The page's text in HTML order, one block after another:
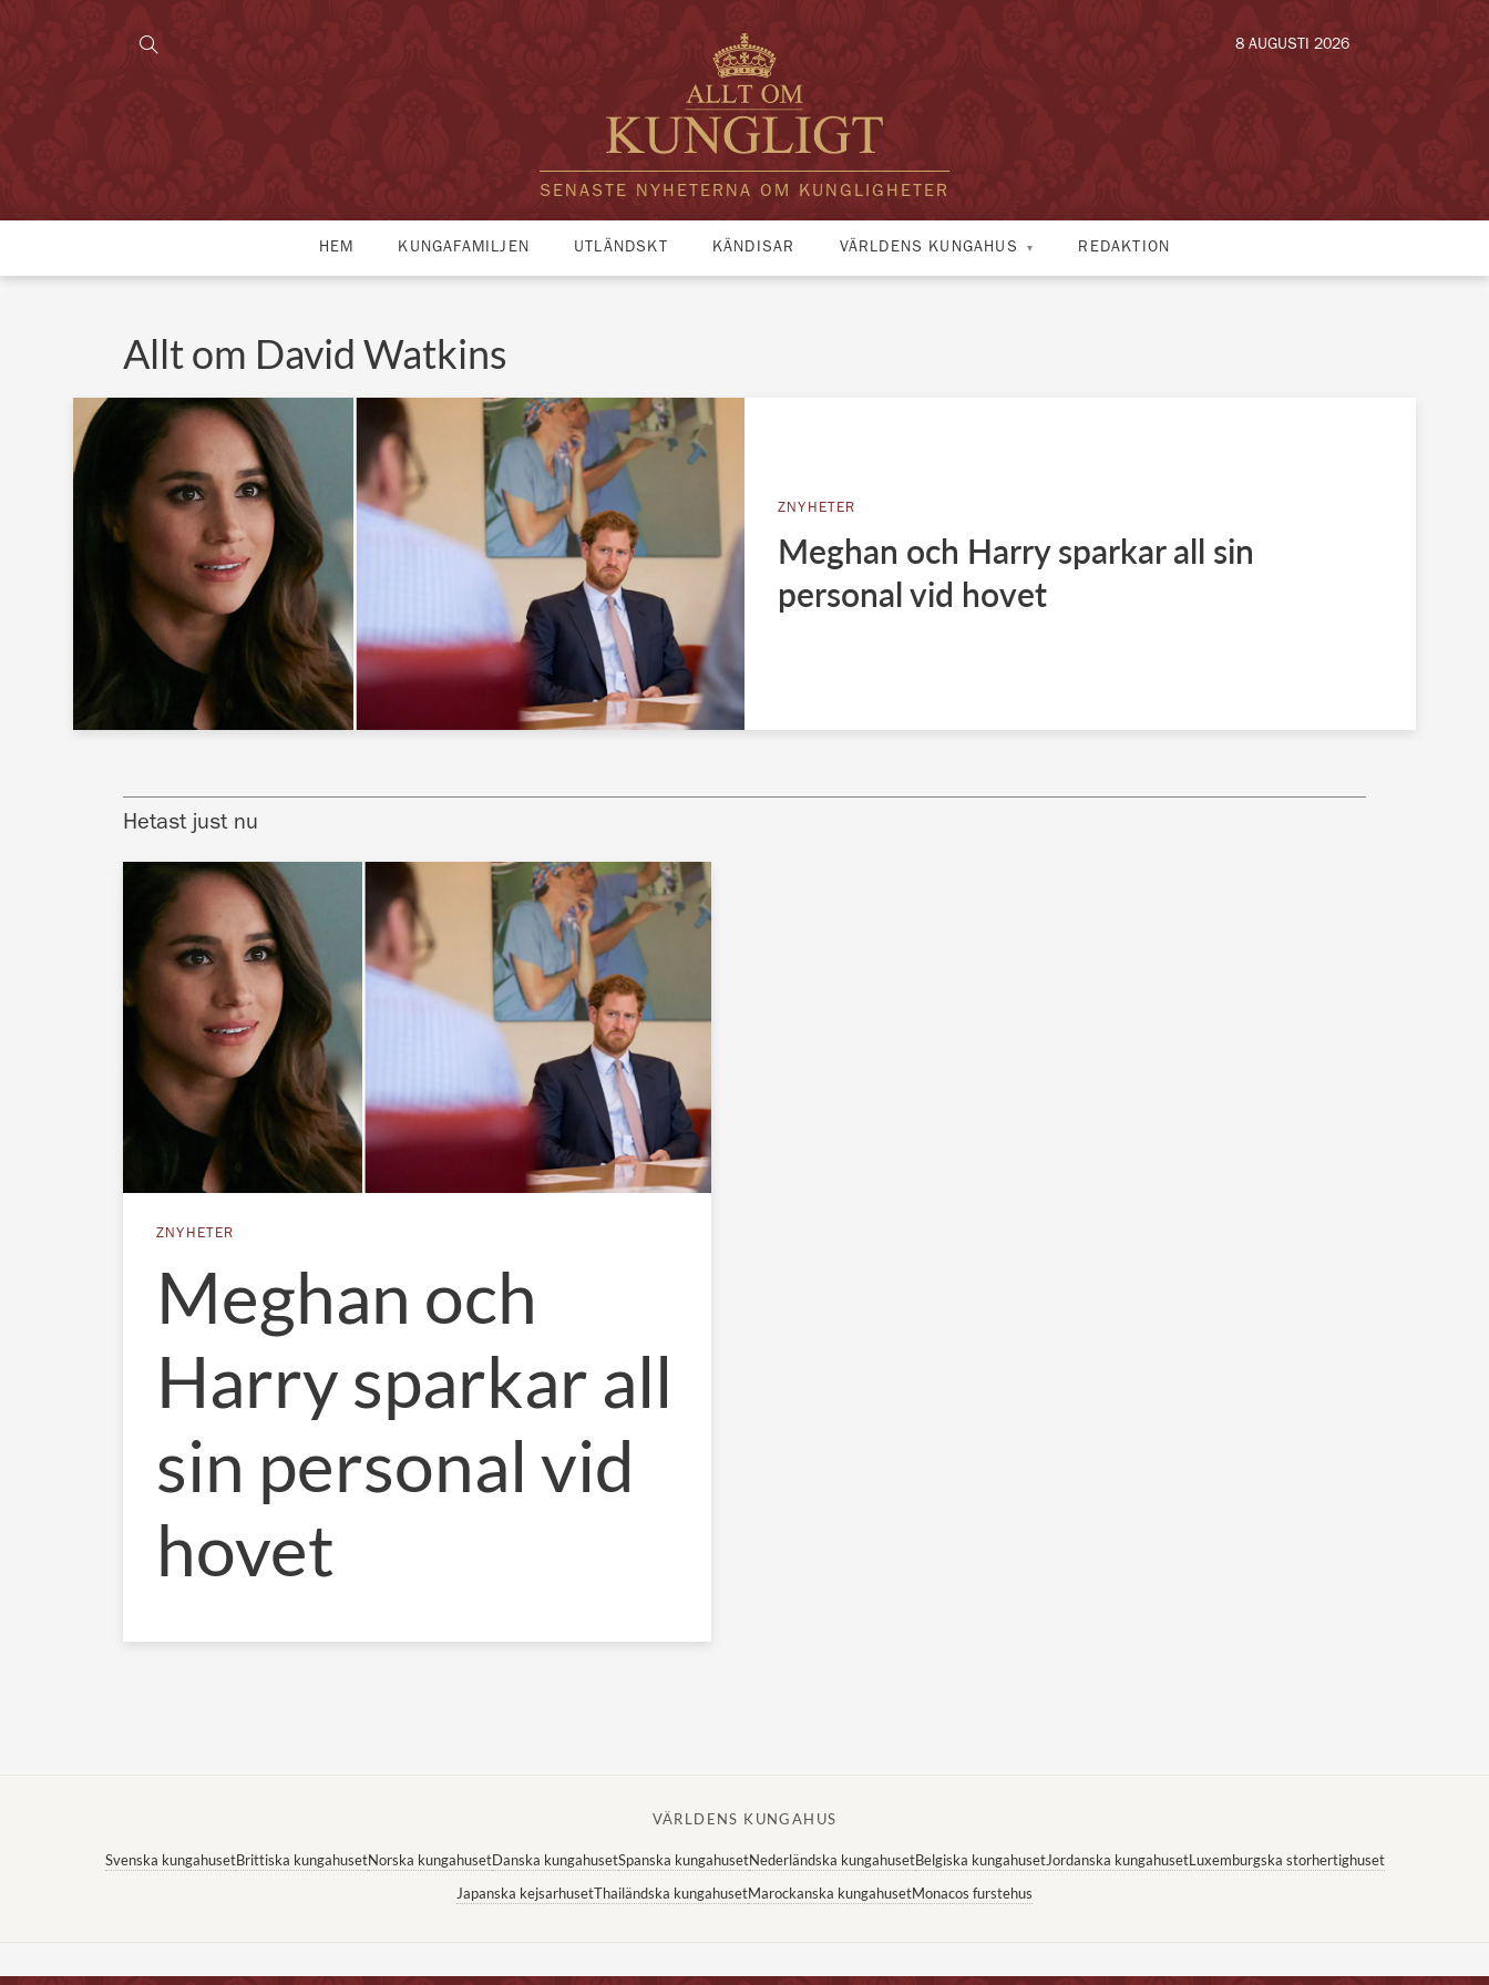
SENASTE NYHETERNA OM KUNGLIGHETER
8 AUGUSTI 2026
HEM KUNGAFAMILJEN UTLÄNDSKT KÄNDISAR VÄRLDENS KUNGAHUS REDAKTION
Allt om David Watkins
ZNYHETER
Meghan och Harry sparkar all sin
personal vid hovet
Hetast just nu
ZNYHETER
Meghan och
Harry sparkar all
sin personal vid
hovet
VÄRLDENS KUNGAHUS
Svenska kungahusetBrittiska kungahusetNorska kungahusetDanska kungahusetSpanska kungahusetNederländska kungahusetBelgiska kungahusetJordanska kungahusetLuxemburgska storhertighuset
Japanska kejsarhusetThailändska kungahusetMarockanska kungahusetMonacos furstehus